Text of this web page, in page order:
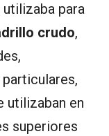
utilizaba para
crudo,
utilizaban en
superiores